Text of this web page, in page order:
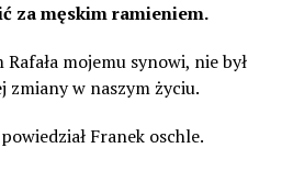
za męskim ramieniem.
mojemu synowi, nie był
w naszym życiu.
Franek oschle.